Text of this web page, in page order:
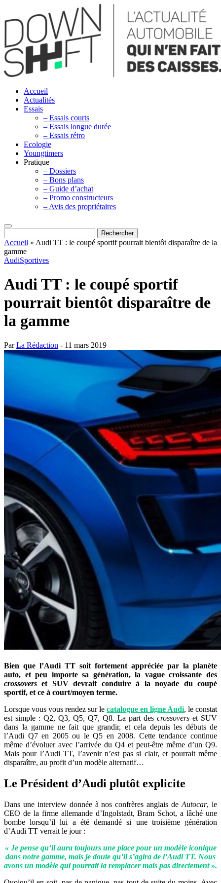
Accueil
Actualités
Essais
– Essais courts
– Essais longue durée
– Essais rétro
Ecologie
Youngtimers
Pratique
– Dossiers
– Bons plans
– Guide d’achat
– Promo constructeurs
– Avis des propriétaires
Accueil » Audi TT : le coupé sportif pourrait bientôt disparaître de la
gamme
AudiSportives
Audi TT : le coupé sportif
pourrait bientôt disparaître de
la gamme
ParLa Rédaction - 11 mars 2019
Bien que l’Audi TT soit fortement appréciée par la planète
auto, et peu importe sa génération, la vague croissante des
crossovers et SUV devrait conduire à la noyade du coupé
sportif, et ce à court/moyen terme.
Lorsque vous vous rendez sur le catalogue en ligne Audi, le constat
est simple : Q2, Q3, Q5, Q7, Q8. La part des crossovers et SUV
dans la gamme ne fait que grandir, et cela depuis les débuts de
l’Audi Q7 en 2005 ou le Q5 en 2008. Cette tendance continue
même d’évoluer avec l’arrivée du Q4 et peut-être même d’un Q9.
Mais pour l’Audi TT, l’avenir n’est pas si clair, et pourrait même
disparaître, au profit d’un modèle alternatif…
Le Président d’Audi plutôt explicite
Dans une interview donnée à nos confrères anglais deAutocar, le
CEO de la firme allemande d’Ingolstadt, Bram Schot, a lâché une
bombe lorsqu’il lui a été demandé si une troisième génération
d’Audi TT verrait le jour :
« Je pense qu’il aura toujours une place pour un modèle iconique
dans notre gamme, mais je doute qu’il s’agira de l’Audi TT. Nous
avons un modèle qui pourrait la remplacer mais pas directement ».